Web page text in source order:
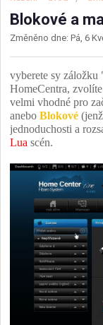
Blokové a
Změněno dne: Pá, 6
vyberete sy záložku
HomeCentra,
velmi vhodné pro
anebo Blokové
jednoduchosti a
Lua scén.